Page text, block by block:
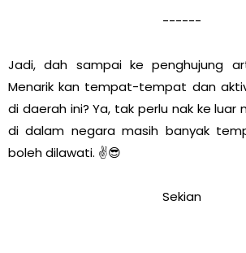
------
Jadi, dah sampai ke penghujung
Menarik kan tempat-tempat dan
di daerah ini? Ya, tak perlu nak ke luar
di dalam negara masih banyak
boleh dilawati. ✌😎
Sekian